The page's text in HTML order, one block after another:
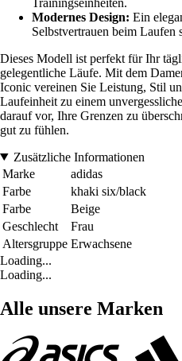
Modernes Design: Ein
Selbstvertrauen beim Laufen
Dieses Modell ist perfekt für Ihr
gelegentliche Läufe. Mit dem
Iconic vereinen Sie Leistung, Stil
Laufeinheit zu einem
darauf vor, Ihre Grenzen zu
gut zu fühlen.
Zusätzliche Informationen
Marke
adidas
Farbe
khaki six/black
Farbe
Beige
Geschlecht
Frau
Altersgruppe Erwachsene
Loading...
Loading...
Alle unsere Marken